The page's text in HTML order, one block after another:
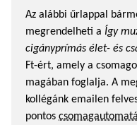
Az alábbi űrlappal
megrendelheti a Így
cigányprímás élet- és
Ft-ért, amely a
magában foglalja. A
kollégánk emailen
pontos